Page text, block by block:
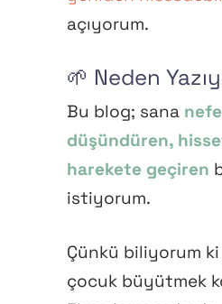
açıyorum.
🌱 Neden
Bu blog; sana
düşündüren,
harekete geçiren
istiyorum.
Çünkü biliyorum
çocuk büyütmek